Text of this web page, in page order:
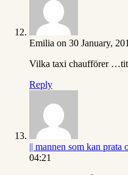
Emilia on 30 January,
Vilka taxi chaufförer
Reply
|| mannen som kan prata
04:21